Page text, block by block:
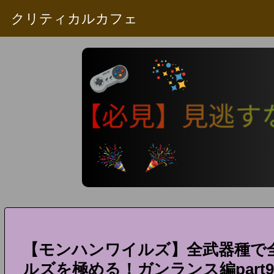
クリティカルカフェ
【モンハンワイルズ】全武器種
ルズを極める！ガンランス編